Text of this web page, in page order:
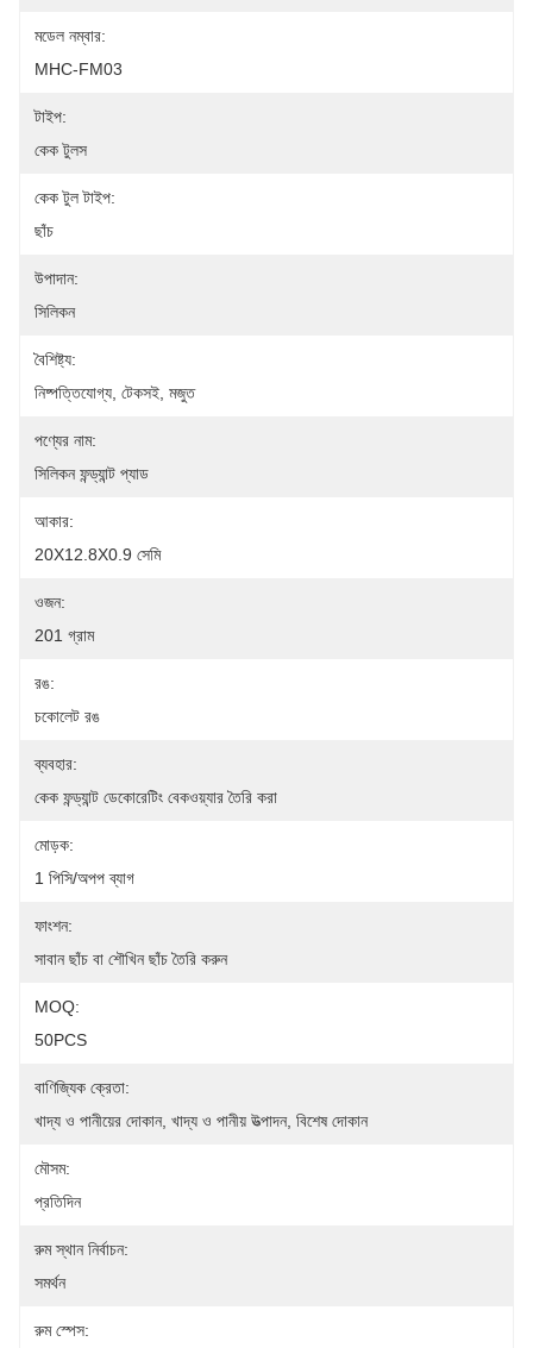
মডেল নম্বার:
MHC-FM03
টাইপ:
কেক টুলস
কেক টুল টাইপ:
ছাঁচ
উপাদান:
সিলিকন
বৈশিষ্ট্য:
নিষ্পত্তিযোগ্য, টেকসই, মজুত
পণ্যের নাম:
সিলিকন ফন্ড্যান্ট প্যাড
আকার:
20X12.8X0.9 সেমি
ওজন:
201 গ্রাম
রঙ:
চকোলেট রঙ
ব্যবহার:
কেক ফন্ড্যান্ট ডেকোরেটিং বেকওয়্যার তৈরি করা
মোড়ক:
1 পিসি/অপপ ব্যাগ
ফাংশন:
সাবান ছাঁচ বা শৌখিন ছাঁচ তৈরি করুন
MOQ:
50PCS
বাণিজ্যিক ক্রেতা:
খাদ্য ও পানীয়ের দোকান, খাদ্য ও পানীয় উত্পাদন, বিশেষ দোকান
মৌসম:
প্রতিদিন
রুম স্থান নির্বাচন:
সমর্থন
রুম স্পেস: